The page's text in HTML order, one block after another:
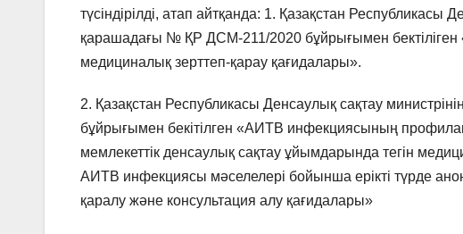
түсіндірілді, атап айтқанда: 1. Қазақстан Республикасы
қарашадағы № ҚР ДСМ-211/2020 бұйрығымен
медициналық зерттеп-қарау қағидалары».
2. Қазақстан Республикасы Денсаулық сақтау
бұйрығымен бекітілген «АИТВ инфекциясының
мемлекеттік денсаулық сақтау ұйымдарында тегін
АИТВ инфекциясы мәселелері бойынша ерікті түрде
қаралу және консультация алу қағидалары»